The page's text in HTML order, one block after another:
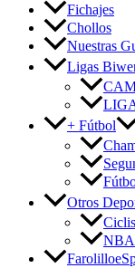
Fichajes
Chollos
Nuestras
Ligas
+ Fútbol
Otros
NBA